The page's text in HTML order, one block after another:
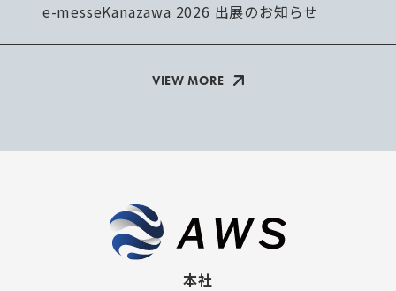
e-messeKanazawa 2026 出展のお知らせ
VIEW MORE
本社